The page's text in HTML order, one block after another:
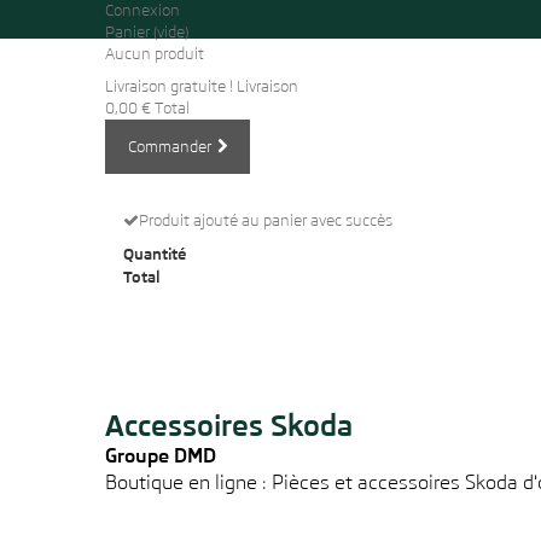
Connexion
Panier (vide)
Aucun produit
Livraison gratuite ! Livraison
0,00 € Total
Commander
Produit ajouté au panier avec succès
Quantité
Total
Accessoires Skoda
Groupe DMD
Boutique en ligne : Pièces et accessoires Skoda